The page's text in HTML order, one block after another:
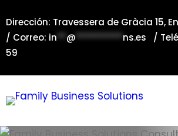
al
contenido
Dirección: Travessera de Gràcia 15,
/ Correo: in**@**********ns.es /
59